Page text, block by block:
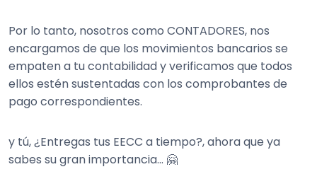
Por lo tanto, nosotros como CONTADORES, nos
encargamos de que los movimientos bancarios se
empaten a tu contabilidad y verificamos que todos
ellos estén sustentadas con los comprobantes de
pago correspondientes.
y tú, ¿Entregas tus EECC a tiempo?, ahora que ya
sabes su gran importancia… 🤗